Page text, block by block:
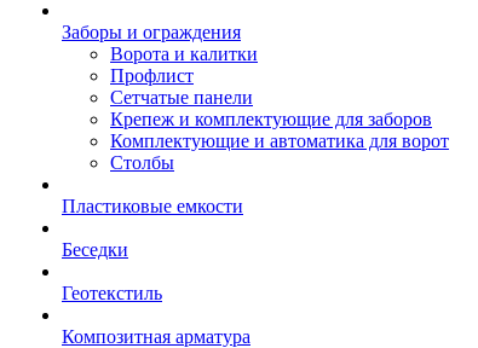
Заборы и ограждения
Ворота и калитки
Профлист
Сетчатые панели
Крепеж и комплектующие для заборов
Комплектующие и автоматика для ворот
Столбы
Пластиковые емкости
Беседки
Геотекстиль
Композитная арматура